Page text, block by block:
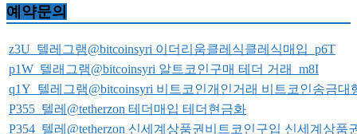
예약문의
z3U_텔레그램@bitcoinsyri 이더리움클레식클레식매입_p6T
p1W_텔래그램@bitcoinsyri 알트코인구매 테더 거래_m8I
q1Y_텔레그램@bitcoinsyri 비트코인개인거래 비트코인송금
P355_텔레@tetherzon 테더매입 테더현금화
P354_텔레@tetherzon 신세계상품권비트코인구입 신세계상품